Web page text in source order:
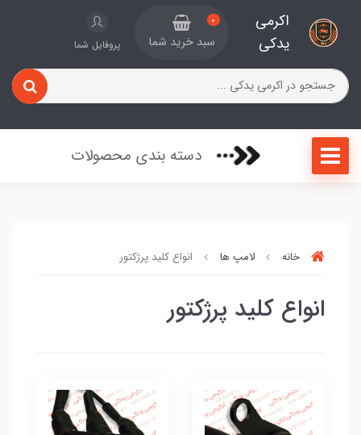
اکرمی
یدکی
0
سبد خرید شما پروفایل شما
دسته بندی محصولات
خانه لامپ ها انواع کلید پرژکتور
انواع کلید پرژکتور